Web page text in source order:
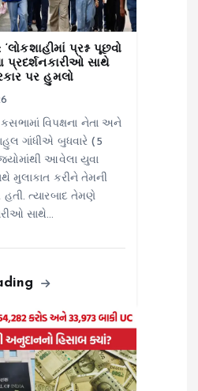
પ્રશ્ન પૂછવો
પ્રદર્શનકારીઓ સાથે
પર હુમલો
વિપક્ષના નેતા અને
ગાંધીએ બુધવારે (5
આવેલા યુવા
મુલાકાત કરીને તેમની
ત્યારબાદ તેમણે
સાથે…